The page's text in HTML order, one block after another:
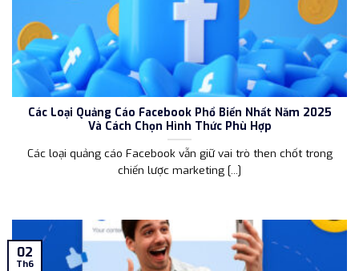
Các Loại Quảng Cáo Facebook Phổ Biến Nhất Năm 2025
Và Cách Chọn Hình Thức Phù Hợp
Các loại quảng cáo Facebook vẫn giữ vai trò then chốt trong
chiến lược marketing [...]
02
Th6